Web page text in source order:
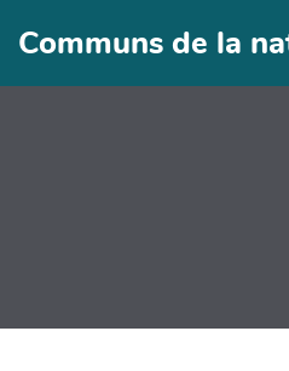
Aller au contenu principal
Communs de la